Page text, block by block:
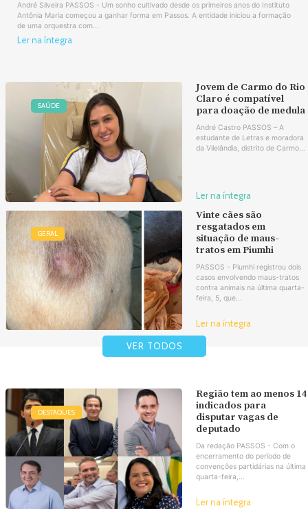
André Silveira PASSOS - Um sonho cultivado desde os primeiros anos do Instituto
Antônia Maria começou a ganhar forma em Passos. A entidade iniciou a formação
de uma orquestra com...
Ler na íntegra
SAÚDE
Jovem de Carmo do Rio
Claro é compatível
para doação de medula
André Castro PASSOS – A
estudante de Letras e moradora
da Vilelândia, distrito de Carmo...
Ler na íntegra
GERAL
Vinte cães são
resgatados em
situação de maus-
tratos em Piumhi
PASSOS - Piumhi registrou dois
casos envolvendo maus-tratos
contra animais na última quarta-
feira, 5, que...
Ler na íntegra
VER TODOS
DESTAQUES
Região tem ao menos 14
indicados para
disputar vagas de
deputado
Da redação PASSOS - Com o
encerramento do período de
convenções partidárias na última
quarta-feira,...
Ler na íntegra